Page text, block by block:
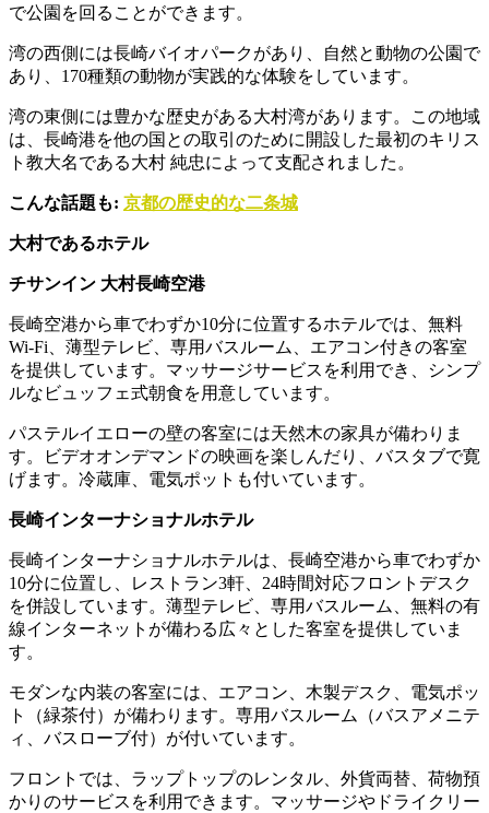
で公園を回ることができます。
湾の西側には長崎バイオパークがあり、自然と動物の公園で
あり、170種類の動物が実践的な体験をしています。
湾の東側には豊かな歴史がある大村湾があります。この地域
は、長崎港を他の国との取引のために開設した最初のキリス
ト教大名である大村 純忠によって支配されました。
こんな話題も: 京都の歴史的な二条城
大村であるホテル
チサンイン 大村長崎空港
長崎空港から車でわずか10分に位置するホテルでは、無料
Wi-Fi、薄型テレビ、専用バスルーム、エアコン付きの客室
を提供しています。マッサージサービスを利用でき、シンプ
ルなビュッフェ式朝食を用意しています。
パステルイエローの壁の客室には天然木の家具が備わりま
す。ビデオオンデマンドの映画を楽しんだり、バスタブで寛
げます。冷蔵庫、電気ポットも付いています。
長崎インターナショナルホテル
長崎インターナショナルホテルは、長崎空港から車でわずか
10分に位置し、レストラン3軒、24時間対応フロントデスク
を併設しています。薄型テレビ、専用バスルーム、無料の有
線インターネットが備わる広々とした客室を提供していま
す。
モダンな内装の客室には、エアコン、木製デスク、電気ポッ
ト（緑茶付）が備わります。専用バスルーム（バスアメニテ
ィ、バスローブ付）が付いています。
フロントでは、ラップトップのレンタル、外貨両替、荷物預
かりのサービスを利用できます。マッサージやドライクリー